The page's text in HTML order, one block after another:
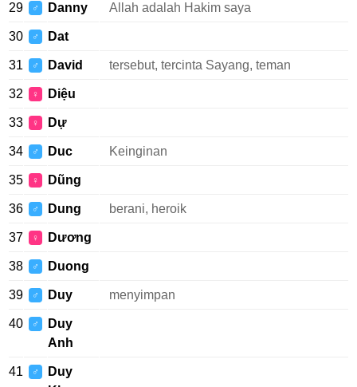
29 ♂ Danny Allah adalah Hakim saya
30 ♂ Dat
31 ♂ David tersebut, tercinta Sayang, teman
32 ♀ Diệu
33 ♀ Dự
34 ♂ Duc Keinginan
35 ♀ Dũng
36 ♂ Dung berani, heroik
37 ♀ Dương
38 ♂ Duong
39 ♂ Duy menyimpan
40 ♂
Duy
Anh
41 ♂
Duy